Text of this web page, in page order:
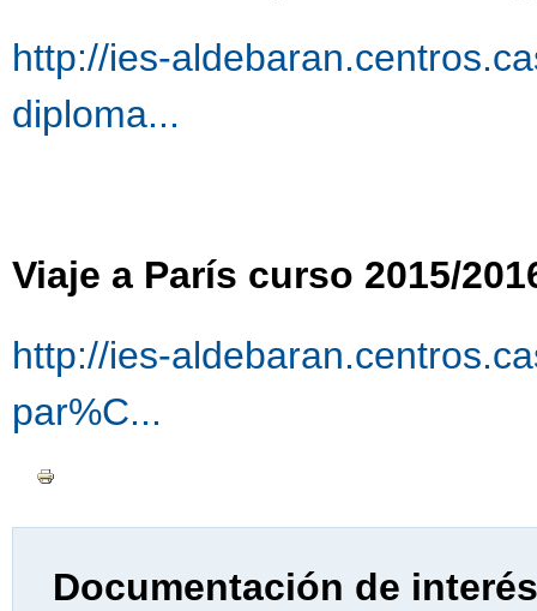
http://ies-
diploma...
Viaje a París curso 2015/
http://ies-
par%C...
Documentación de